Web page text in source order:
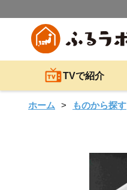
TVで紹介
ホーム ものから探す